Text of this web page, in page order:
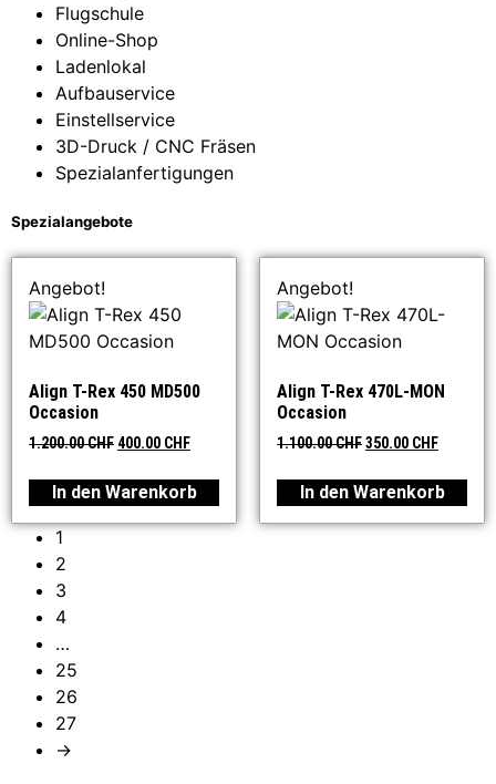
Flugschule
Online-Shop
Ladenlokal
Aufbauservice
Einstellservice
3D-Druck / CNC Fräsen
Spezialanfertigungen
Spezialangebote
Angebot!
Align T-Rex 450 MD500
Occasion
1.200.00CHF 400.00 CHF
In den Warenkorb
Angebot!
Align T-Rex 470L-MON
Occasion
1.100.00CHF350.00 CHF
In den Warenkorb
1
2
3
4
…
25
26
27
→